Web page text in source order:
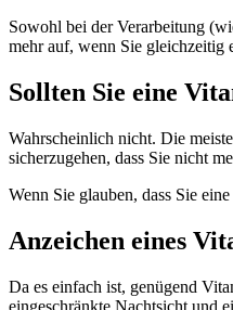
Sowohl bei der Verarbeitung
mehr auf, wenn Sie gleichzeitig
Sollten Sie eine
Wahrscheinlich nicht. Die
sicherzugehen, dass Sie nicht
Wenn Sie glauben, dass Sie
Anzeichen eines
Da es einfach ist, genügend
eingeschränkte Nachtsicht und